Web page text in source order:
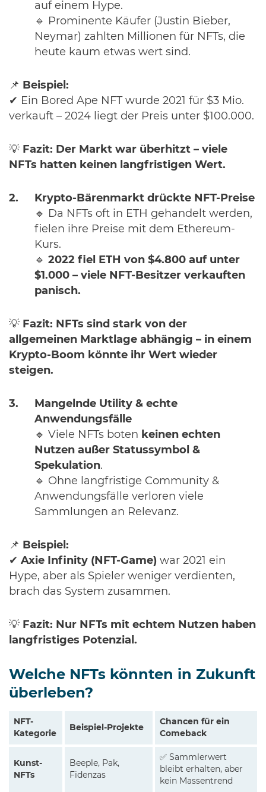
auf einem Hype.
🔹 Prominente Käufer (Justin Bieber,
Neymar) zahlten Millionen für NFTs, die
heute kaum etwas wert sind.
📌
Beispiel:
✔ Ein Bored Ape NFT wurde 2021 für $3 Mio.
verkauft – 2024 liegt der Preis unter $100.000.
💡 Fazit: Der Markt war überhitzt – viele
NFTs hatten keinen langfristigen Wert.
Krypto-Bärenmarkt drückte NFT-Preise
🔹 Da NFTs oft in ETH gehandelt werden,
fielen ihre Preise mit dem Ethereum-
Kurs.
🔹 2022 fiel ETH von $4.800 auf unter
$1.000 – viele NFT-Besitzer verkauften
panisch.
💡 Fazit: NFTs sind stark von der
allgemeinen Marktlage abhängig – in einem
Krypto-Boom könnte ihr Wert wieder
steigen.
Mangelnde Utility & echte
Anwendungsfälle
🔹 Viele NFTs boten keinen echten
Nutzen außer Statussymbol &
Spekulation.
🔹 Ohne langfristige Community &
Anwendungsfälle verloren viele
Sammlungen an Relevanz.
📌
Beispiel:
✔ Axie Infinity (NFT-Game) war 2021 ein
Hype, aber als Spieler weniger verdienten,
brach das System zusammen.
💡 Fazit: Nur NFTs mit echtem Nutzen haben
langfristiges Potenzial.
Welche NFTs könnten in Zukunft
überleben?
NFT-
Kategorie
Beispiel-Projekte
Chancen für ein
Comeback
Kunst-
NFTs
Beeple, Pak,
Fidenzas
✅ Sammlerwert
bleibt erhalten, aber
kein Massentrend